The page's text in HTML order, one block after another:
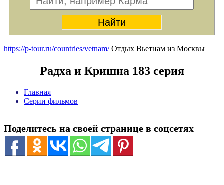
https://p-tour.ru/countries/vetnam/Отдых Вьетнам из Москвы
Радха и Кришна 183 серия
Главная
Серии фильмов
Поделитесь на своей странице в соцсетях